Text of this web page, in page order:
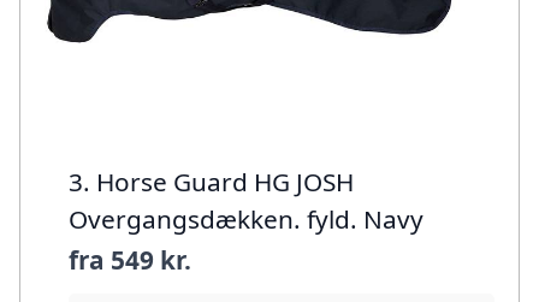
3. Horse Guard HG JOSH
Overgangsdækken. fyld. Navy
fra 549 kr.